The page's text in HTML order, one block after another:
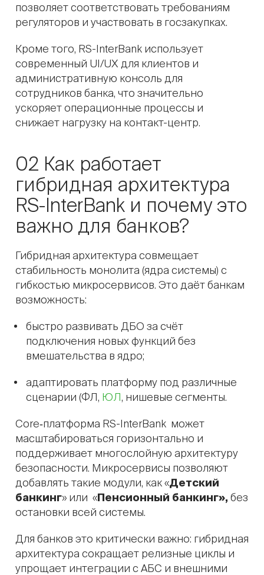
позволяет соответствовать требованиям
регуляторов и участвовать в госзакупках.
Кроме того, RS-InterBank использует
современный UI/UX для клиентов и
административную консоль для
сотрудников банка, что значительно
ускоряет операционные процессы и
снижает нагрузку на контакт-центр.
02 Как работает
гибридная архитектура
RS-InterBank и почему это
важно для банков?
Гибридная архитектура совмещает
стабильность монолита (ядра системы) с
гибкостью микросервисов. Это даёт банкам
возможность:
быстро развивать ДБО за счёт
подключения новых функций без
вмешательства в ядро;
адаптировать платформу под различные
сценарии (ФЛ, ЮЛ, нишевые сегменты.
Сore‑платформа RS-InterBank может
масштабироваться горизонтально и
поддерживает многослойную архитектуру
безопасности. Микросервисы позволяют
добавлять такие модули, как «Детский
банкинг» или «Пенсионный банкинг», без
остановки всей системы.
Для банков это критически важно: гибридная
архитектура сокращает релизные циклы и
упрощает интеграции с АБС и внешними